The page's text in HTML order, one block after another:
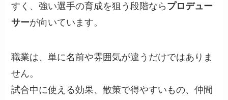
すく、強い選手の育成を狙う段階なら プロデュー
サーが向いています。
職業は、単に名前や雰囲気が違うだけではありま
せん。
試合中に使える効果、散策で得やすいもの、仲間